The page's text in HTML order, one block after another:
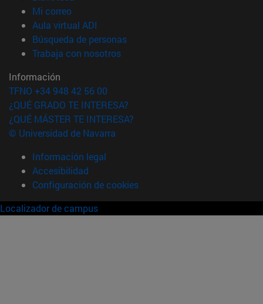
Mi correo(abre en nueva ventana)
Aula virtual ADI
Búsqueda de personas(abre en nueva ventana)
Trabaja con nosotros(abre en nueva ventana)
Información
TFNO +34 948 42 56 00
¿QUÉ GRADO TE INTERESA?
¿QUÉ MÁSTER TE INTERESA?
© Universidad de Navarra
Información legal
Accesibilidad
Configuración de cookies
Localizador de campus